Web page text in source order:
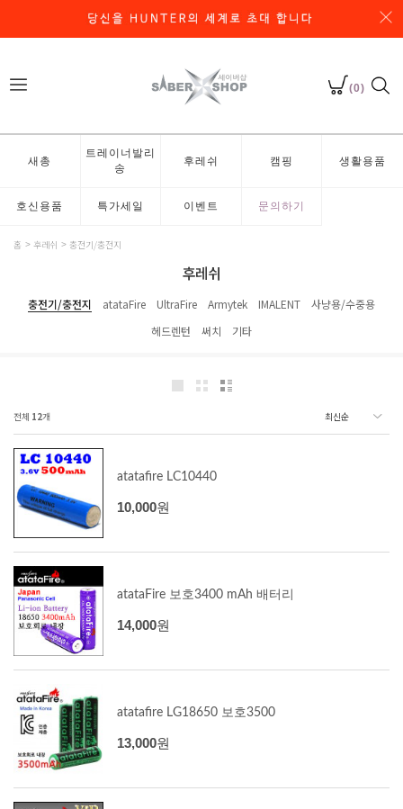
(0)
새총
트레이너발리
송
후레쉬 캠핑 생활용품
호신용품 특가세일 이벤트 문의하기
홈 후레쉬 충전기/충전지
후레쉬
충전기/충전지 atataFire UltraFire Armytek IMALENT
사냥용/수중용
헤드렌턴
써치 기타
전체 12개
atatafire LC10440
10,000원
atataFire 보호3400 mAh 배터리
14,000원
atatafire LG18650 보호3500
13,000원